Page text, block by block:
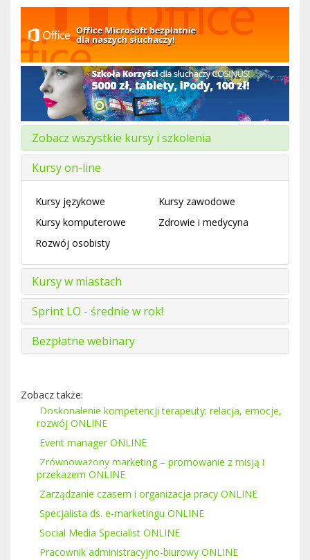
Zobacz wszystkie kursy i szkolenia
Kursy on-line
Kursy językowe
Kursy zawodowe
Kursy komputerowe
Zdrowie i medycyna
Rozwój osobisty
Kursy w miastach
Sprint LO - średnie w rok!
Bezpłatne webinary
Zobacz także:
Doskonalenie kompetencji terapeuty: relacja, emocje,
rozwój ONLINE
Event manager ONLINE
Zrównoważony marketing – promowanie z misją i
przekazem ONLINE
Zarządzanie czasem i organizacja pracy ONLINE
Specjalista ds. e-marketingu ONLINE
Social Media Specialist ONLINE
Pracownik administracyjno-biurowy ONLINE